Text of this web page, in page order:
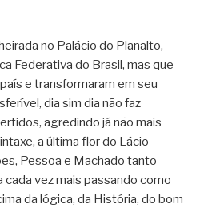
no Palácio do Planalto,
Federativa do Brasil, mas que
e transformaram em seu
dia sim dia não faz
agredindo já não mais
a última flor do Lácio
Pessoa e Machado tanto
vez mais passando como
da lógica, da História, do bom